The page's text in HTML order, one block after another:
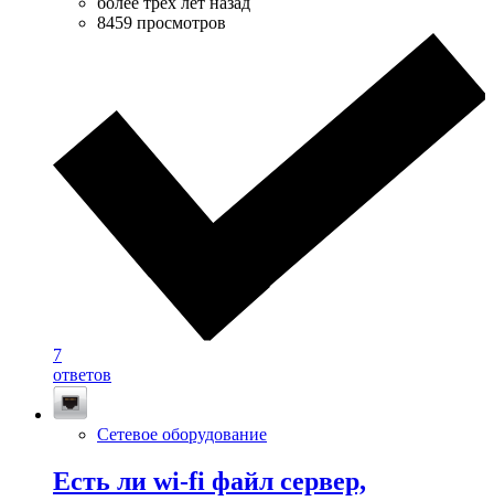
8459 просмотров
7
ответов
Сетевое оборудование
Есть ли wi-fi файл сервер,